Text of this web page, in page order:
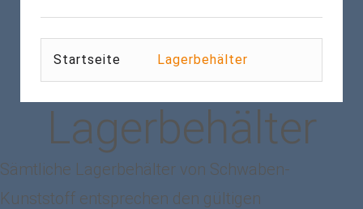
Startseite Lagerbehälter
Lagerbehälter
Sämtliche Lagerbehälter von Schwaben-
Kunststoff entsprechen den gültigen